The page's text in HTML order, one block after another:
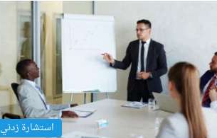
استشارة زدني